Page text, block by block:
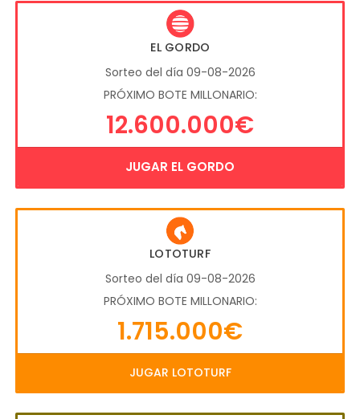
EL GORDO
Sorteo del día 09-08-2026
PRÓXIMO BOTE MILLONARIO:
12.600.000€
JUGAR EL GORDO
LOTOTURF
Sorteo del día 09-08-2026
PRÓXIMO BOTE MILLONARIO:
1.715.000€
JUGAR LOTOTURF